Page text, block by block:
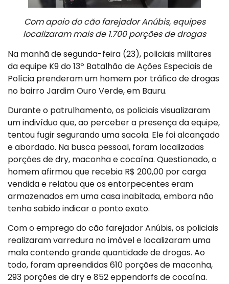
Com apoio do cão farejador Anúbis, equipes
localizaram mais de 1.700 porções de drogas
Na manhã de segunda-feira (23), policiais militares
da equipe K9 do 13º Batalhão de Ações Especiais de
Polícia prenderam um homem por tráfico de drogas
no bairro Jardim Ouro Verde, em Bauru.
Durante o patrulhamento, os policiais visualizaram
um indivíduo que, ao perceber a presença da equipe,
tentou fugir segurando uma sacola. Ele foi alcançado
e abordado. Na busca pessoal, foram localizadas
porções de dry, maconha e cocaína. Questionado, o
homem afirmou que recebia R$ 200,00 por carga
vendida e relatou que os entorpecentes eram
armazenados em uma casa inabitada, embora não
tenha sabido indicar o ponto exato.
Com o emprego do cão farejador Anúbis, os policiais
realizaram varredura no imóvel e localizaram uma
mala contendo grande quantidade de drogas. Ao
todo, foram apreendidas 610 porções de maconha,
293 porções de dry e 852 eppendorfs de cocaína.